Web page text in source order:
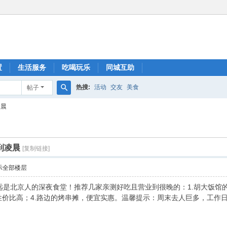
生活服务 吃喝玩乐 同城互助
帖子 热搜: 活动 交友 美食
凌晨 [复制链接]
全部楼层
北京人的深夜食堂！推荐几家亲测好吃且营业到很晚的：1.胡大饭
比高；4.路边的烤串摊，便宜实惠。温馨提示：周末去人巨多，工作日